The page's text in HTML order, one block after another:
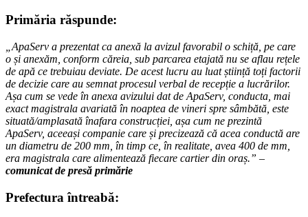
Primăria răspunde:
„ApaServ a prezentat ca anexă la avizul favorabil o schiță, pe care
o și anexăm, conform căreia, sub parcarea etajată nu se aflau rețele
de apă ce trebuiau deviate. De acest lucru au luat știință toți factorii
de decizie care au semnat procesul verbal de recepție a lucrărilor.
Așa cum se vede în anexa avizului dat de ApaServ, conducta, mai
exact magistrala avariată în noaptea de vineri spre sâmbătă, este
situată/amplasată înafara construcției, așa cum ne prezintă
ApaServ, aceeași companie care și precizează că acea conductă are
un diametru de 200 mm, în timp ce, în realitate, avea 400 de mm,
era magistrala care alimentează fiecare cartier din oraș.” –
comunicat de presă primărie
Prefectura întreabă: